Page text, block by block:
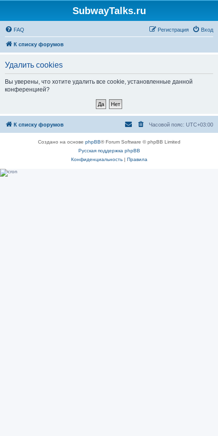
SubwayTalks.ru
FAQ Вход
Регистрация
К списку форумов
Удалить cookies
Вы уверены, что хотите удалить все cookie, установленные данной
конференцией?
К списку форумов Часовой пояс: UTC+03:00
Создано на основе phpBB® Forum Software © phpBB Limited
Русская поддержка phpBB
Конфиденциальность| Правила